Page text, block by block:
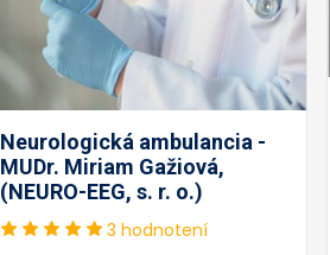
Neurologická ambulancia -
MUDr. Miriam Gažiová,
(NEURO-EEG, s. r. o.)
3 hodnotení